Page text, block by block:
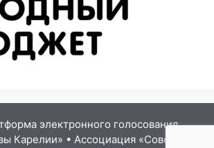
электронного голосования
Карелии» • Ассоциация «Совет